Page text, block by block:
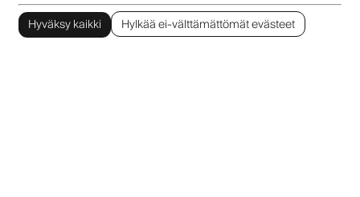
Hyväksy kaikki
Hylkää ei-välttämättömät evästeet